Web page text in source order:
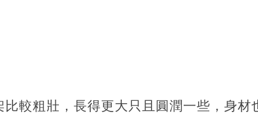
較粗壯，長得更大只且圓潤一些，身材